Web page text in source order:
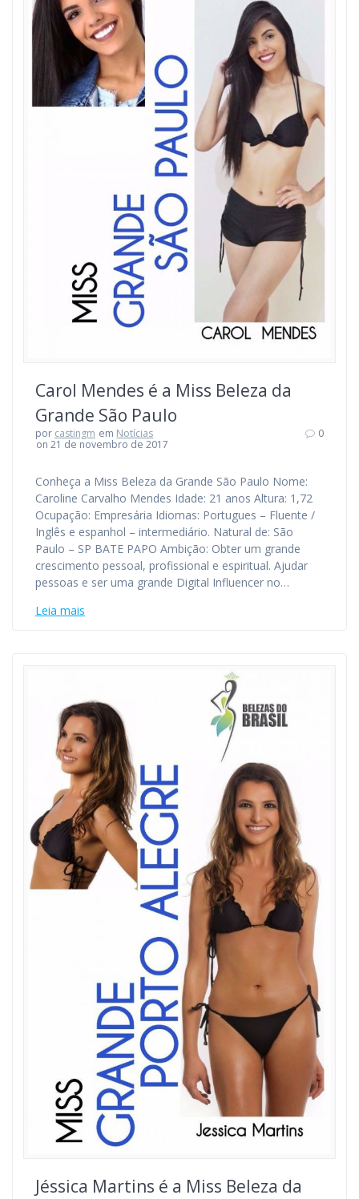
Carol Mendes é a Miss Beleza da
Grande São Paulo
por castingm em Notícias
on 21 de novembro de 2017
0
Conheça a Miss Beleza da Grande São Paulo Nome:
Caroline Carvalho Mendes Idade: 21 anos Altura: 1,72
Ocupação: Empresária Idiomas: Portugues – Fluente /
Inglês e espanhol – intermediário. Natural de: São
Paulo – SP BATE PAPO Ambição: Obter um grande
crescimento pessoal, profissional e espiritual. Ajudar
pessoas e ser uma grande Digital Influencer no…
Leia mais
Jéssica Martins é a Miss Beleza da